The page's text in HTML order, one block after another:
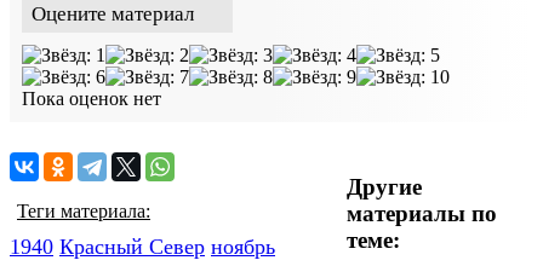
Оцените материал
Пока оценок нет
Другие
материалы по
теме:
Теги материала:
1940 Красный Cевер ноябрь